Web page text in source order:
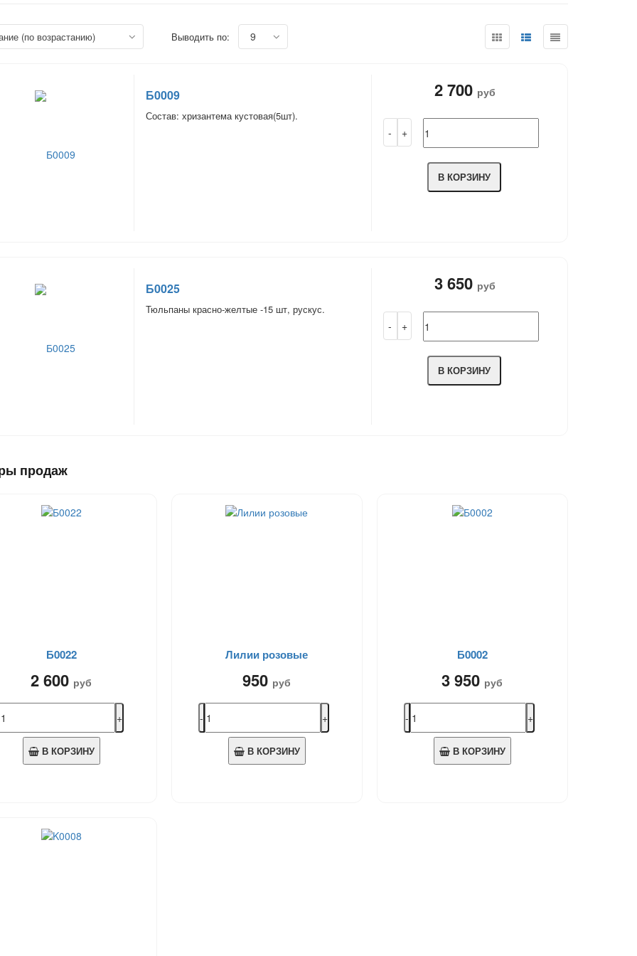
(по возрастанию) Выводить по: 9
Б0009
Состав: хризантема кустовая(5шт).
2 700 руб
В КОРЗИНУ
Б0025
Тюльпаны красно-желтые -15 шт, рускус.
3 650 руб
В КОРЗИНУ
продаж
Б0022
2 600 руб
В КОРЗИНУ
Лилии розовые
950 руб
В КОРЗИНУ
Б0002
3 950 руб
В КОРЗИНУ